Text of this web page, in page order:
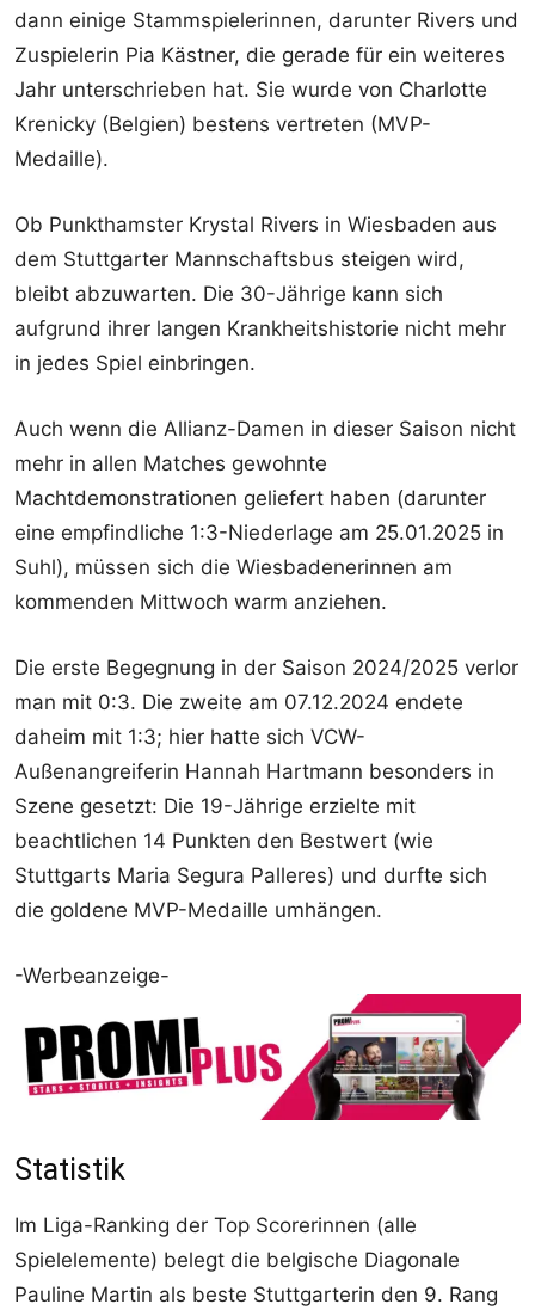
dann einige Stammspielerinnen, darunter Rivers und
Zuspielerin Pia Kästner, die gerade für ein weiteres
Jahr unterschrieben hat. Sie wurde von Charlotte
Krenicky (Belgien) bestens vertreten (MVP-
Medaille).
Ob Punkthamster Krystal Rivers in Wiesbaden aus
dem Stuttgarter Mannschaftsbus steigen wird,
bleibt abzuwarten. Die 30-Jährige kann sich
aufgrund ihrer langen Krankheitshistorie nicht mehr
in jedes Spiel einbringen.
Auch wenn die Allianz-Damen in dieser Saison nicht
mehr in allen Matches gewohnte
Machtdemonstrationen geliefert haben (darunter
eine empfindliche 1:3-Niederlage am 25.01.2025 in
Suhl), müssen sich die Wiesbadenerinnen am
kommenden Mittwoch warm anziehen.
Die erste Begegnung in der Saison 2024/2025 verlor
man mit 0:3. Die zweite am 07.12.2024 endete
daheim mit 1:3; hier hatte sich VCW-
Außenangreiferin Hannah Hartmann besonders in
Szene gesetzt: Die 19-Jährige erzielte mit
beachtlichen 14 Punkten den Bestwert (wie
Stuttgarts Maria Segura Palleres) und durfte sich
die goldene MVP-Medaille umhängen.
-Werbeanzeige-
Statistik
Im Liga-Ranking der Top Scorerinnen (alle
Spielelemente) belegt die belgische Diagonale
Pauline Martin als beste Stuttgarterin den 9. Rang